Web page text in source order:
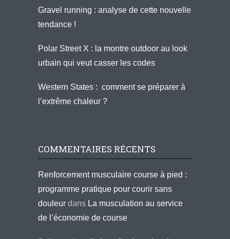
Gravel running : analyse de cette nouvelle
tendance !
Polar Street X : la montre outdoor au look
urbain qui veut casser les codes
Western States : comment se préparer à
l’extrême chaleur ?
COMMENTAIRES RÉCENTS
Renforcement musculaire course à pied :
programme pratique pour courir sans
douleur dans La musculation au service
de l’économie de course